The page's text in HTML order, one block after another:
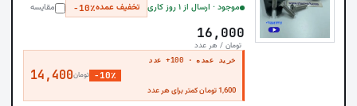
موجود · ارسال از ۱ روز کاری تخفیف عمده−10٪ مقایسه
16,000
تومان / هر عدد
خرید عمده · 100+ عدد
14,400تومان −10٪
1,600 تومان کمتر برای هر عدد